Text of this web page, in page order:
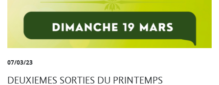
07/03/23
DEUXIEMES SORTIES DU PRINTEMPS